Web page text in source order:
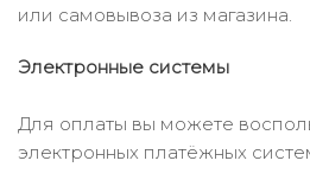
или самовывоза из магазина.
Электронные системы
Для оплаты вы можете
электронных платёжных